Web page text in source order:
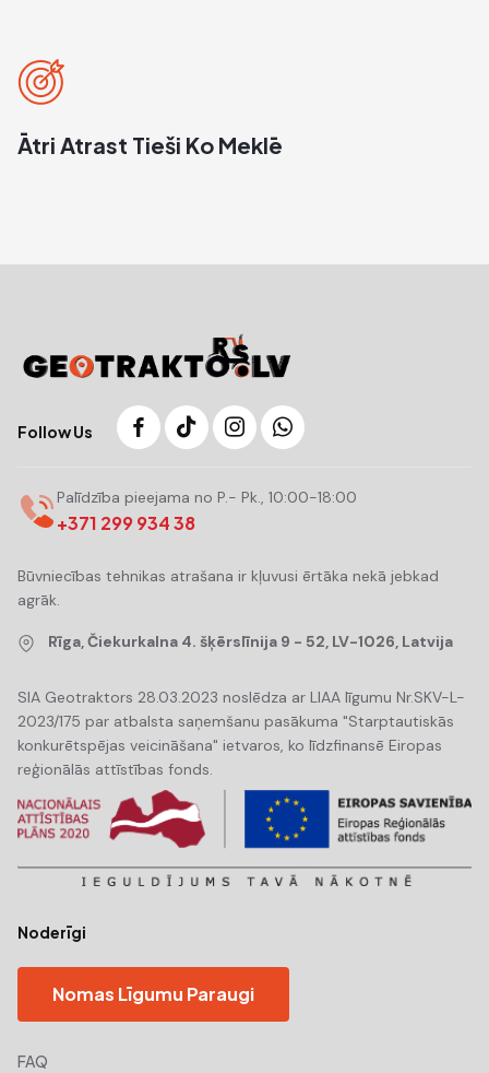
Ātri Atrast Tieši Ko Meklē
Follow Us
Palīdzība pieejama no P.- Pk., 10:00-18:00
+371 299 934 38
Būvniecības tehnikas atrašana ir kļuvusi ērtāka nekā jebkad
agrāk.
Rīga, Čiekurkalna 4. šķērslīnija 9 - 52, LV-1026, Latvija
SIA Geotraktors 28.03.2023 noslēdza ar LIAA līgumu Nr.SKV-L-
2023/175 par atbalsta saņemšanu pasākuma "Starptautiskās
konkurētspējas veicināšana" ietvaros, ko līdzfinansē Eiropas
reģionālās attīstības fonds.
Noderīgi
Nomas Līgumu Paraugi
FAQ